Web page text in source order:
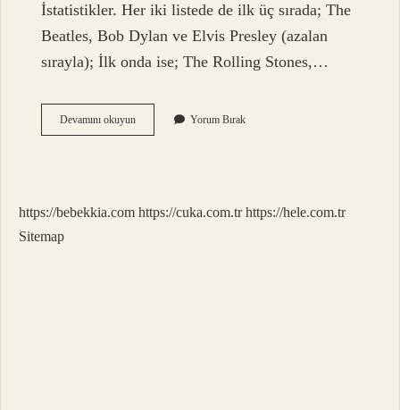
İstatistikler. Her iki listede de ilk üç sırada; The
Beatles, Bob Dylan ve Elvis Presley (azalan
sırayla); İlk onda ise; The Rolling Stones,…
Devamını okuyunDünyanın
En
Yorum Bırak
https://bebekkia.com https://cuka.com.tr https://hele.com.tr
Sitemap